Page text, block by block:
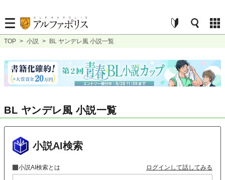
TOP > 小説 > BL ヤンデレ風 小説一覧
BL ヤンデレ風 小説一覧
小説AI検索
小説AI検索とは ログインして話してみる